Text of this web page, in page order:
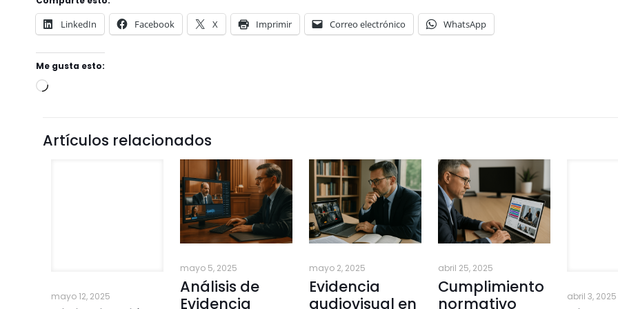
LinkedIn Facebook X Imprimir Correo electrónico WhatsApp
Me gusta esto:
Artículos relacionados
justicia
mayo 5, 2025
Análisis de
Evidencia
mayo 2, 2025
Evidencia
audiovisual en
abril 25, 2025
Cumplimiento
normativo
Sector